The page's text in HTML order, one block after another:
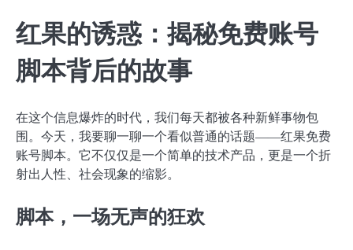
红果的诱惑：揭秘免费账号
脚本背后的故事
在这个信息爆炸的时代，我们每天都被各种新鲜事物包
围。今天，我要聊一聊一个看似普通的话题——红果免费
账号脚本。它不仅仅是一个简单的技术产品，更是一个折
射出人性、社会现象的缩影。
脚本，一场无声的狂欢